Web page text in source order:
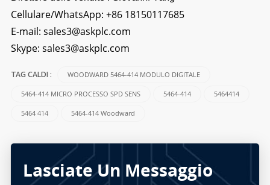
Cellulare/WhatsApp: +86 18150117685
E-mail: sales3@askplc.com
Skype: sales3@askplc.com
TAG CALDI : WOODWARD 5464-414 MODULO DIGITALE
5464-414 MICRO PROCESSO SPD SENS 5464-414 5464414
5464 414 5464-414 Woodward
Lasciate Un Messaggio